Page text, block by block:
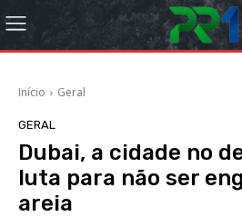
Início Geral
GERAL
Dubai, a cidade no
luta para não ser
areia